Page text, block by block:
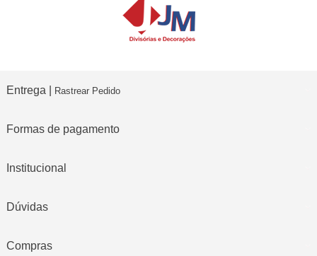
Entrega | Rastrear Pedido
Formas de pagamento
Institucional
Dúvidas
Compras